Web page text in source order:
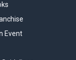
Event